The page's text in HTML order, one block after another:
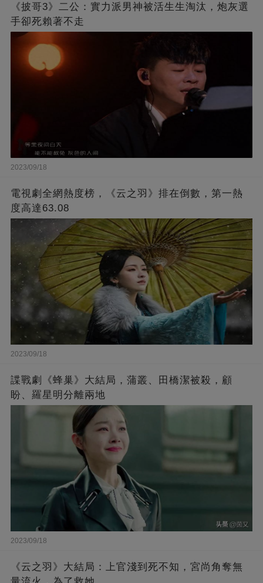
《披哥3》二公：實力派男神被活生生淘汰，炮灰選
手卻死賴著不走
2023/09/18
電視劇全網熱度榜，《云之羽》排在倒數，第一熱
度高達63.08
2023/09/18
諜戰劇《蜂巢》大結局，蒲叢、田橋潔被殺，顧
盼、羅星明分離兩地
2023/09/18
《云之羽》大結局：上官淺到死不知，宮尚角奪無